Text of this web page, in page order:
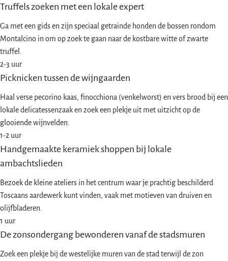
Truffels zoeken met een lokale expert
Ga met een gids en zijn speciaal getrainde honden de bossen rondom
Montalcino in om op zoek te gaan naar de kostbare witte of zwarte
truffel.
2-3 uur
Picknicken tussen de wijngaarden
Haal verse pecorino kaas, finocchiona (venkelworst) en vers brood bij een
lokale delicatessenzaak en zoek een plekje uit met uitzicht op de
glooiende wijnvelden.
1-2 uur
Handgemaakte keramiek shoppen bij lokale
ambachtslieden
Bezoek de kleine ateliers in het centrum waar je prachtig beschilderd
Toscaans aardewerk kunt vinden, vaak met motieven van druiven en
olijfbladeren.
1 uur
De zonsondergang bewonderen vanaf de stadsmuren
Zoek een plekje bij de westelijke muren van de stad terwijl de zon